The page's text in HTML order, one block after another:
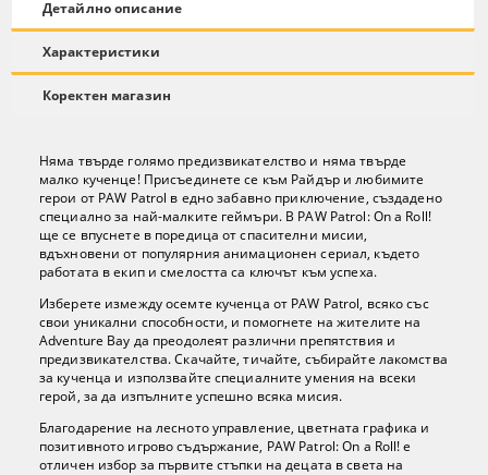
Детайлно описание
Характеристики
Коректен магазин
Няма твърде голямо предизвикателство и няма твърде
малко кученце! Присъединете се към Райдър и любимите
герои от PAW Patrol в едно забавно приключение, създадено
специално за най-малките геймъри. В PAW Patrol: On a Roll!
ще се впуснете в поредица от спасителни мисии,
вдъхновени от популярния анимационен сериал, където
работата в екип и смелостта са ключът към успеха.
Изберете измежду осемте кученца от PAW Patrol, всяко със
свои уникални способности, и помогнете на жителите на
Adventure Bay да преодолеят различни препятствия и
предизвикателства. Скачайте, тичайте, събирайте лакомства
за кученца и използвайте специалните умения на всеки
герой, за да изпълните успешно всяка мисия.
Благодарение на лесното управление, цветната графика и
позитивното игрово съдържание, PAW Patrol: On a Roll! е
отличен избор за първите стъпки на децата в света на